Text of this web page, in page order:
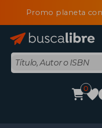
Promo planeta
0